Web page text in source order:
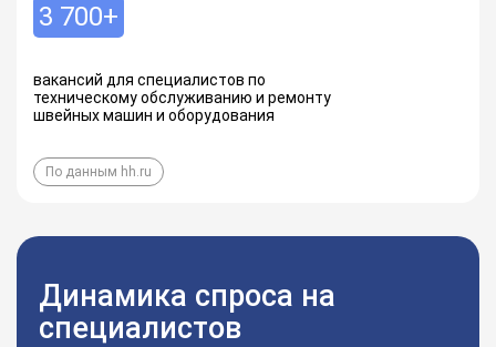
3 700+
вакансий для специалистов по
техническому обслуживанию и ремонту
швейных машин и оборудования
По данным hh.ru
Динамика спроса на
специалистов